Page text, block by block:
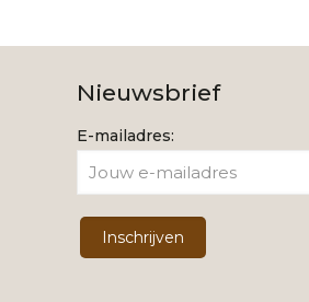
Nieuwsbrief
E-mailadres: